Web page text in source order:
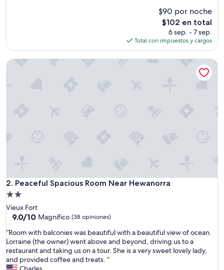
$90 por noche
El
precio
actual
es
de
$102 en total
6 sep. - 7 sep.
Total con impuestos y cargos
2. Peaceful Spacious Room Near Hewanorra
Peaceful Spacious Room Near Hewanorra
Propiedad
de
2.0
Vieux Fort
9.0
10,
Magnífico,
(38
opiniones)
9.0/10 Magnífico (38 opiniones)
“
R
o
o
m
“Room with balconies was beautiful with a beautiful view of ocean.
Lorraine (the owner) went above and beyond, driving us to a
restaurant and taking us on a tour. She is a very sweet lovely lady,
and provided coffee and treats. ”
Peaceful Spacious Room Near Hewanorra